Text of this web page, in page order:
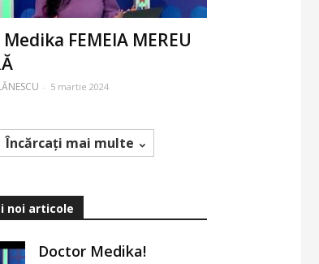
FEMEIA MEREU
- 5 martie 2024
Încărcați mai multe
noi articole
Doctor Medika!